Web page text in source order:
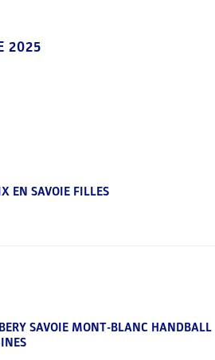
2025
EN SAVOIE FILLES
SAVOIE MONT-BLANC HANDBALL